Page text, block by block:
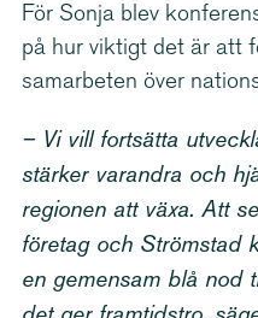
För Sonja blev
på hur viktigt det är att
samarbeten över
– Vi vill fortsätta
stärker varandra och
regionen att växa. Att
företag och Strömstad
en gemensam blå nod